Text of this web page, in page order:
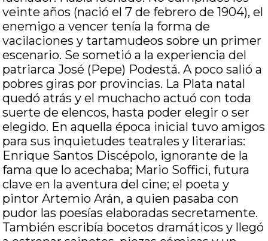
veinte años (nació el 7 de febrero de 1904), el
enemigo a vencer tenía la forma de
vacilaciones y tartamudeos sobre un primer
escenario. Se sometió a la experiencia del
patriarca José (Pepe) Podestá. A poco salió a
pobres giras por provincias. La Plata natal
quedó atrás y el muchacho actuó con toda
suerte de elencos, hasta poder elegir o ser
elegido. En aquella época inicial tuvo amigos
para sus inquietudes teatrales y literarias:
Enrique Santos Discépolo, ignorante de la
fama que lo acechaba; Mario Soffici, futura
clave en la aventura del cine; el poeta y
pintor Artemio Arán, a quien pasaba con
pudor las poesías elaboradas secretamente.
También escribía bocetos dramáticos y llegó